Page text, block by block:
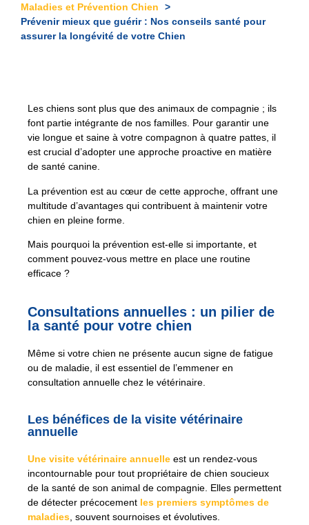
Maladies et Prévention Chien
Prévenir mieux que guérir : Nos conseils santé pour
assurer la longévité de votre Chien
Les chiens sont plus que des animaux de compagnie ; ils
font partie intégrante de nos familles. Pour garantir une
vie longue et saine à votre compagnon à quatre pattes, il
est crucial d’adopter une approche proactive en matière
de santé canine.
La prévention est au cœur de cette approche, offrant une
multitude d’avantages qui contribuent à maintenir votre
chien en pleine forme.
Mais pourquoi la prévention est-elle si importante, et
comment pouvez-vous mettre en place une routine
efficace ?
Consultations annuelles : un pilier de
la santé pour votre chien
Même si votre chien ne présente aucun signe de fatigue
ou de maladie, il est essentiel de l’emmener en
consultation annuelle chez le vétérinaire.
Les bénéfices de la visite vétérinaire
annuelle
Une visite vétérinaire annuelle est un rendez-vous
incontournable pour tout propriétaire de chien soucieux
de la santé de son animal de compagnie. Elles permettent
de détecter précocement les premiers symptômes de
maladies , souvent sournoises et évolutives.